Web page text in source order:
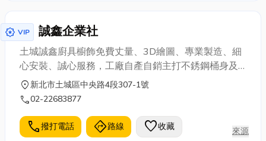
award_star VIP 誠鑫企業社
土城誠鑫廚具櫥飾免費丈量、3D繪圖、專業製造、細
心安裝、誠心服務，工廠自產自銷主打不銹鋼桶身及
木製櫃體，各類檯面門板五金及各大廠三機(櫻花、林
內、喜特麗…)可依客戶需求提供選擇。
location_on新北市土城區中央路4段307-1號
call02-22683877
call撥打電話 directions路線 favorite收藏 來源